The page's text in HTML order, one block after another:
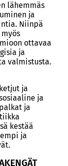
lähemmäs
ja
Niinpä
ottavaa
ja
valmistusta.
ja
ja
ja
kestää
ja